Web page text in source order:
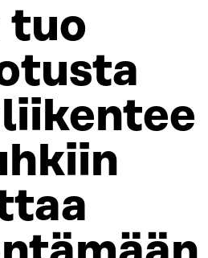
tuo